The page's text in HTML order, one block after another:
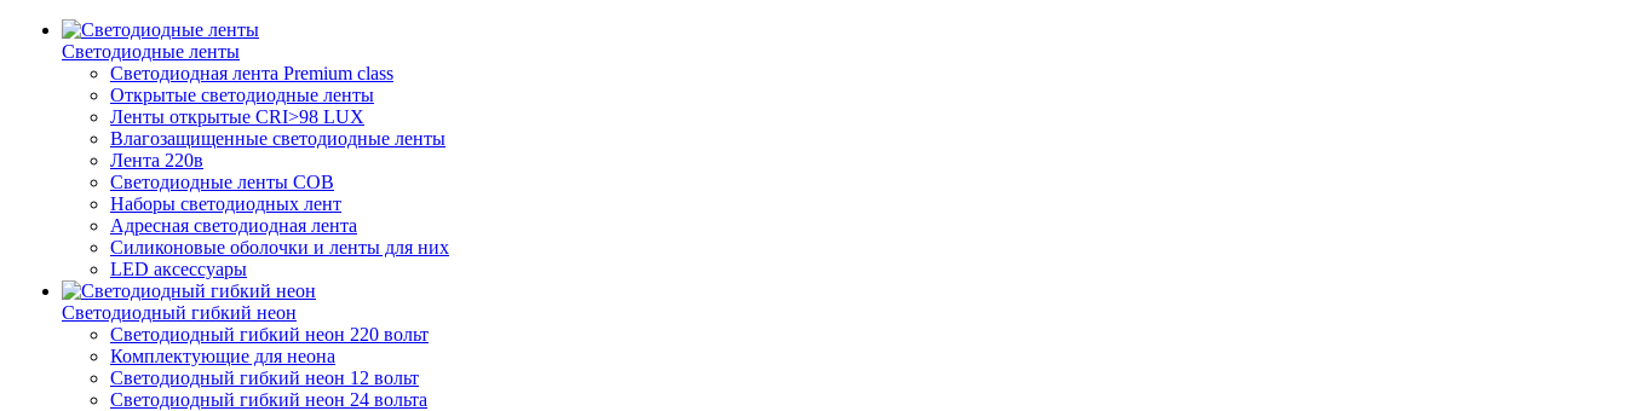
Светодиодные ленты
Светодиодная лента Premium class
Открытые светодиодные ленты
Ленты открытые CRI>98 LUX
Влагозащищенные светодиодные ленты
Лента 220в
Светодиодные ленты COB
Наборы светодиодных лент
Адресная светодиодная лента
Силиконовые оболочки и ленты для них
LED аксессуары
Светодиодный гибкий неон
Светодиодный гибкий неон 220 вольт
Комплектующие для неона
Светодиодный гибкий неон 12 вольт
Светодиодный гибкий неон 24 вольта